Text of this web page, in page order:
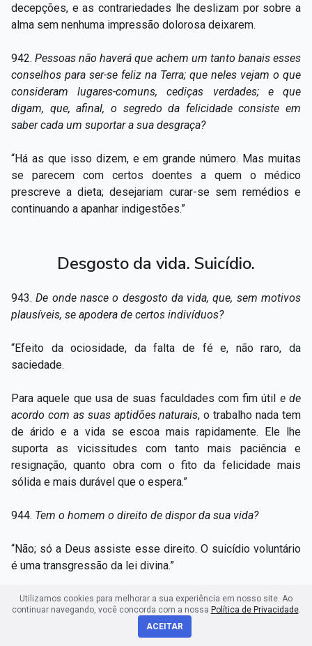
decepções, e as contrariedades lhe deslizam por sobre a
alma sem nenhuma impressão dolorosa deixarem.
942. Pessoas não haverá que achem um tanto banais esses
conselhos para ser-se feliz na Terra; que neles vejam o que
consideram lugares-comuns, cediças verdades; e que
digam, que, afinal, o segredo da felicidade consiste em
saber cada um suportar a sua desgraça?
“Há as que isso dizem, e em grande número. Mas muitas
se parecem com certos doentes a quem o médico
prescreve a dieta; desejariam curar-se sem remédios e
continuando a apanhar indigestões.”
Desgosto da vida. Suicídio.
943. De onde nasce o desgosto da vida, que, sem motivos
plausíveis, se apodera de certos indivíduos?
“Efeito da ociosidade, da falta de fé e, não raro, da
saciedade.
Para aquele que usa de suas faculdades com fim útil e de
acordo com as suas aptidões naturais, o trabalho nada tem
de árido e a vida se escoa mais rapidamente. Ele lhe
suporta as vicissitudes com tanto mais paciência e
resignação, quanto obra com o fito da felicidade mais
sólida e mais durável que o espera.”
944. Tem o homem o direito de dispor da sua vida?
“Não; só a Deus assiste esse direito. O suicídio voluntário
é uma transgressão da lei divina.”
a) —Não é sempre voluntário o suicídio?
“O louco que se mata não sabe o que faz.”
Utilizamos cookies para melhorar a sua experiência em nosso site. Ao
continuar navegando, você concorda com a nossa Política de Privacidade.
ACEITAR